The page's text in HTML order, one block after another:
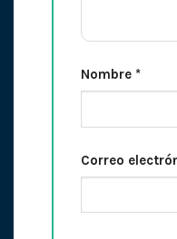
Nombre *
Correo